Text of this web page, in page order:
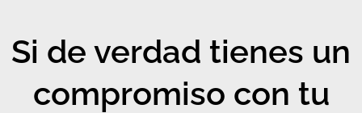
Si de verdad tienes un
compromiso con tu